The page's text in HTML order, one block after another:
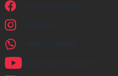
Jsme na Facebooku!
earplugs_cz
+420731389483
Naše videa na YouTube